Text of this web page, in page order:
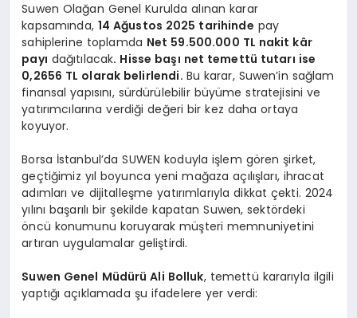
Suwen Olağan Genel Kurulda alınan karar
kapsamında, 14 Ağustos 2025 tarihinde pay
sahiplerine toplamda Net 59.500.000 TL nakit kâr
payı dağıtılacak. Hisse başı net temettü tutarı ise
0,2656 TL olarak belirlendi. Bu karar, Suwen’in sağlam
finansal yapısını, sürdürülebilir büyüme stratejisini ve
yatırımcılarına verdiği değeri bir kez daha ortaya
koyuyor.
Borsa İstanbul’da SUWEN koduyla işlem gören şirket,
geçtiğimiz yıl boyunca yeni mağaza açılışları, ihracat
adımları ve dijitalleşme yatırımlarıyla dikkat çekti. 2024
yılını başarılı bir şekilde kapatan Suwen, sektördeki
öncü konumunu koruyarak müşteri memnuniyetini
artıran uygulamalar geliştirdi.
Suwen Genel Müdürü Ali Bolluk, temettü kararıyla ilgili
yaptığı açıklamada şu ifadelere yer verdi: